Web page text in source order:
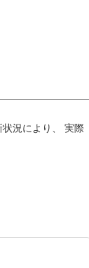
況により、 実際